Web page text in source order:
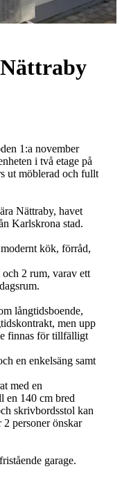
1:a november
i två etage på
ut möblerad och fullt
Nättraby, havet
Karlskrona stad.
kök, förråd,
2 rum, varav ett
långtidsboende,
men upp
finnas för tillfälligt
en enkelsäng samt
med en
en 140 cm bred
skrivbordsstol kan
personer önskar
garage.